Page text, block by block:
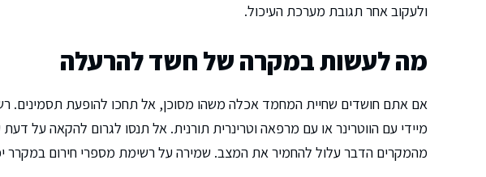
ולעקוב אחר תגובת מערכת העיכול.
מה לעשות במקרה של חשד להרעלה
אם אתם חושדים שחיית המחמד אכלה משהו מסוכן, אל תחכו להופעת תסמינים.
מיידי עם הווטרינר או עם מרפאה וטרינרית תורנית. אל תנסו לגרום להקאה על
מהמקרים הדבר עלול להחמיר את המצב. שמירה על רשימת מספרי חירום במקרר